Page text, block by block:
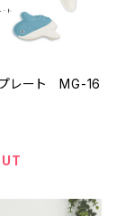
レート MG-16